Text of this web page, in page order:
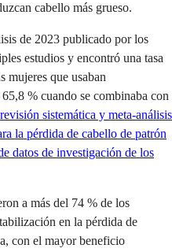
cabello más grueso.
de 2023 publicado por los
estudios y encontró una tasa
mujeres que usaban
% cuando se combinaba con
sistemática y meta-análisis
la pérdida de cabello de patrón
datos de investigación de los
a más del 74 % de los
en la pérdida de
con el mayor beneficio